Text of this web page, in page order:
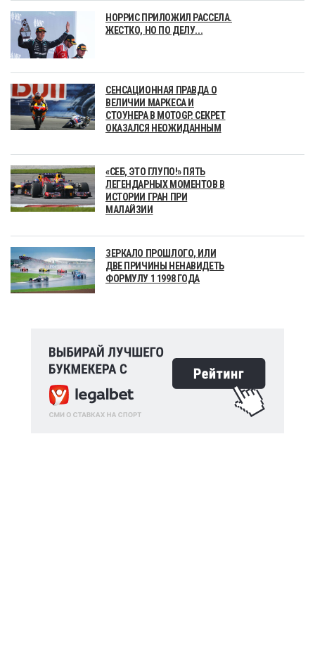
НОРРИС ПРИЛОЖИЛ РАССЕЛА.
ЖЕСТКО, НО ПО ДЕЛУ...
СЕНСАЦИОННАЯ ПРАВДА О
ВЕЛИЧИИ МАРКЕСА И
СТОУНЕРА В MOTOGP. СЕКРЕТ
ОКАЗАЛСЯ НЕОЖИДАННЫМ
«СЕБ, ЭТО ГЛУПО!» ПЯТЬ
ЛЕГЕНДАРНЫХ МОМЕНТОВ В
ИСТОРИИ ГРАН ПРИ
МАЛАЙЗИИ
ЗЕРКАЛО ПРОШЛОГО, ИЛИ
ДВЕ ПРИЧИНЫ НЕНАВИДЕТЬ
ФОРМУЛУ 1 1998 ГОДА